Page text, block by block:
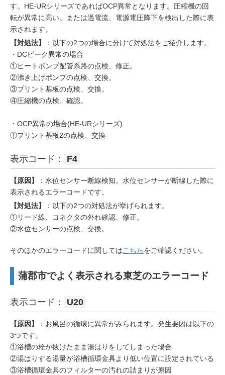
す。HE-URシリーズであればOCP異常となります。圧縮機の回
転が異常に高い。または過電流、電源電圧降下を検出した際に表
示されます。
【対処法】
：以下の2つの場合に分けて対処法をご紹介します。
・DCピーク異常の場合
①ヒートポンプ配管系路の点検、修正。
②沸き上げポンプの点検、交換。
③プリント基板の点検、交換。
④圧縮機の点検、確認。
・OCP異常の場合(HE-URシリーズ)
①プリント基板2の点検、交換
表示コード： F4
【原因】
：水位センサー断線検知。水位センサーが断線した際に
表示されるエラーコードです。
【対処法】
：以下の2つの対処法が挙げられます。
①リード線、コネクタの外れ確認、修正。
②水位センサーの点検、交換。
そのほかのエラーコードに関してはこちらをご確認ください。
蒲郡市でよく表示される東芝のエラーコード
表示コード： U20
【原因】
：お風呂の循環に異常がみられます。発生要因は以下の
3つです。
①浴槽の栓が抜けたまま湯はりをしてしまった場合
②湯はりする湯量が浴槽循環金具より低い位置に設定されている
③浴槽循環金具のフィルターの汚れの詰まりが原因